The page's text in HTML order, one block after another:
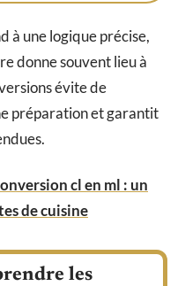
à une logique précise,
donne souvent lieu à
évite de
préparation et garantit
cl en ml : un
de cuisine
les